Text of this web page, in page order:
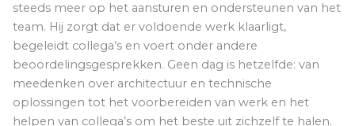
steeds meer op het aansturen en ondersteunen van het
team. Hij zorgt dat er voldoende werk klaarligt,
begeleidt collega’s en voert onder andere
beoordelingsgesprekken. Geen dag is hetzelfde: van
meedenken over architectuur en technische
oplossingen tot het voorbereiden van werk en het
helpen van collega’s om het beste uit zichzelf te halen.